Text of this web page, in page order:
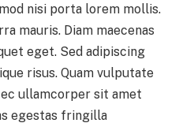
nisi porta lorem mollis.
mauris. Diam maecenas
eget. Sed adipiscing
risus. Quam vulputate
ullamcorper sit amet
egestas fringilla